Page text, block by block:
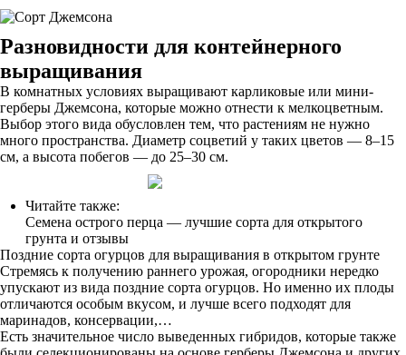
Разновидности для контейнерного
выращивания
В комнатных условиях выращивают карликовые или мини-
герберы Джемсона, которые можно отнести к мелкоцветным.
Выбор этого вида обусловлен тем, что растениям не нужно
много пространства. Диаметр соцветий у таких цветов — 8–15
см, а высота побегов — до 25–30 см.
Читайте также:
Семена острого перца — лучшие сорта для открытого
грунта и отзывы
Поздние сорта огурцов для выращивания в открытом грунте
Стремясь к получению раннего урожая, огородники нередко
упускают из вида поздние сорта огурцов. Но именно их плоды
отличаются особым вкусом, и лучше всего подходят для
маринадов, консервации,…
Есть значительное число выведенных гибридов, которые также